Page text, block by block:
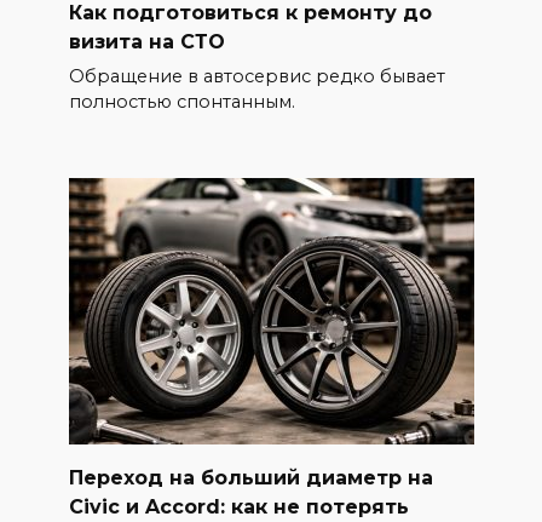
Как подготовиться к ремонту до
визита на СТО
Обращение в автосервис редко бывает
полностью спонтанным.
Переход на больший диаметр на
Civic и Accord: как не потерять